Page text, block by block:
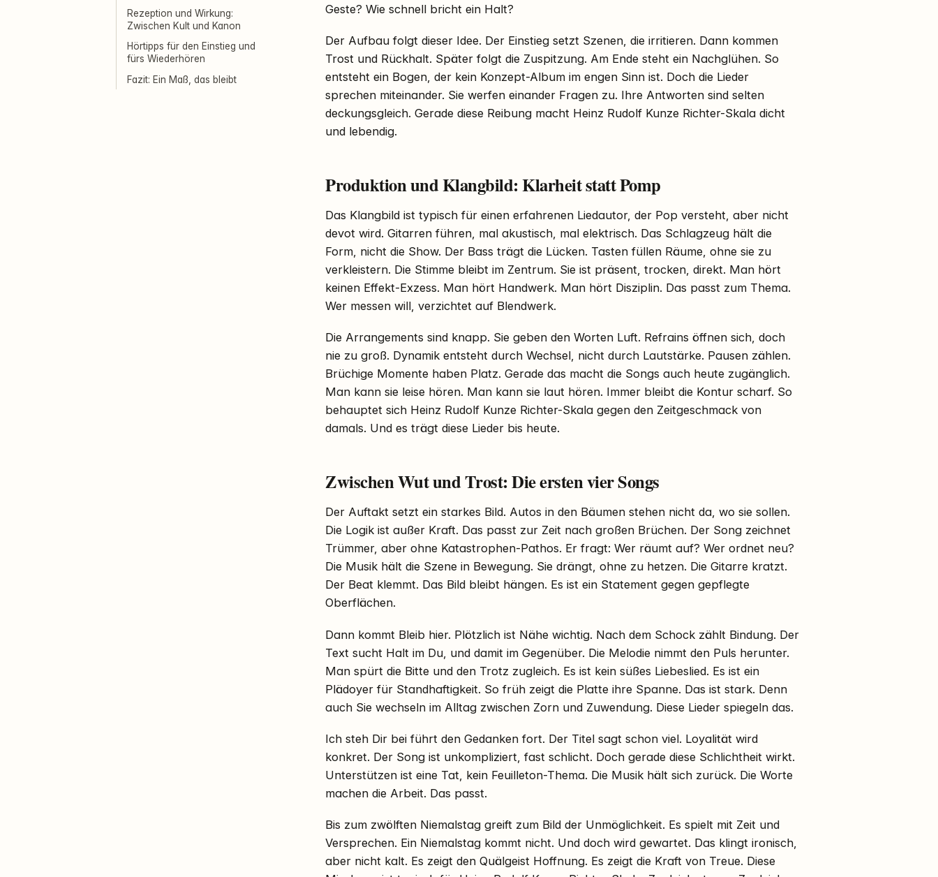
Rezeption und Wirkung:
Zwischen Kult und Kanon
Hörtipps für den Einstieg und
fürs Wiederhören
Fazit: Ein Maß, das bleibt
Geste? Wie schnell bricht ein Halt?
Der Aufbau folgt dieser Idee. Der Einstieg setzt Szenen, die irritieren. Dann kommen
Trost und Rückhalt. Später folgt die Zuspitzung. Am Ende steht ein Nachglühen. So
entsteht ein Bogen, der kein Konzept-Album im engen Sinn ist. Doch die Lieder
sprechen miteinander. Sie werfen einander Fragen zu. Ihre Antworten sind selten
deckungsgleich. Gerade diese Reibung macht Heinz Rudolf Kunze Richter-Skala dicht
und lebendig.
Produktion und Klangbild: Klarheit statt Pomp
Das Klangbild ist typisch für einen erfahrenen Liedautor, der Pop versteht, aber nicht
devot wird. Gitarren führen, mal akustisch, mal elektrisch. Das Schlagzeug hält die
Form, nicht die Show. Der Bass trägt die Lücken. Tasten füllen Räume, ohne sie zu
verkleistern. Die Stimme bleibt im Zentrum. Sie ist präsent, trocken, direkt. Man hört
keinen Effekt-Exzess. Man hört Handwerk. Man hört Disziplin. Das passt zum Thema.
Wer messen will, verzichtet auf Blendwerk.
Die Arrangements sind knapp. Sie geben den Worten Luft. Refrains öffnen sich, doch
nie zu groß. Dynamik entsteht durch Wechsel, nicht durch Lautstärke. Pausen zählen.
Brüchige Momente haben Platz. Gerade das macht die Songs auch heute zugänglich.
Man kann sie leise hören. Man kann sie laut hören. Immer bleibt die Kontur scharf. So
behauptet sich Heinz Rudolf Kunze Richter-Skala gegen den Zeitgeschmack von
damals. Und es trägt diese Lieder bis heute.
Zwischen Wut und Trost: Die ersten vier Songs
Der Auftakt setzt ein starkes Bild. Autos in den Bäumen stehen nicht da, wo sie sollen.
Die Logik ist außer Kraft. Das passt zur Zeit nach großen Brüchen. Der Song zeichnet
Trümmer, aber ohne Katastrophen-Pathos. Er fragt: Wer räumt auf? Wer ordnet neu?
Die Musik hält die Szene in Bewegung. Sie drängt, ohne zu hetzen. Die Gitarre kratzt.
Der Beat klemmt. Das Bild bleibt hängen. Es ist ein Statement gegen gepflegte
Oberflächen.
Dann kommt Bleib hier. Plötzlich ist Nähe wichtig. Nach dem Schock zählt Bindung. Der
Text sucht Halt im Du, und damit im Gegenüber. Die Melodie nimmt den Puls herunter.
Man spürt die Bitte und den Trotz zugleich. Es ist kein süßes Liebeslied. Es ist ein
Plädoyer für Standhaftigkeit. So früh zeigt die Platte ihre Spanne. Das ist stark. Denn
auch Sie wechseln im Alltag zwischen Zorn und Zuwendung. Diese Lieder spiegeln das.
Ich steh Dir bei führt den Gedanken fort. Der Titel sagt schon viel. Loyalität wird
konkret. Der Song ist unkompliziert, fast schlicht. Doch gerade diese Schlichtheit wirkt.
Unterstützen ist eine Tat, kein Feuilleton-Thema. Die Musik hält sich zurück. Die Worte
machen die Arbeit. Das passt.
Bis zum zwölften Niemalstag greift zum Bild der Unmöglichkeit. Es spielt mit Zeit und
Versprechen. Ein Niemalstag kommt nicht. Und doch wird gewartet. Das klingt ironisch,
aber nicht kalt. Es zeigt den Quälgeist Hoffnung. Es zeigt die Kraft von Treue. Diese